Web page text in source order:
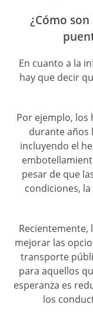
¿Cómo
En cuanto a la
hay que decir
Por ejemplo, los
durante años
incluyendo el
pesar de que
condiciones,
Recientemente,
mejorar las
transporte
para aquellos
esperanza es
los